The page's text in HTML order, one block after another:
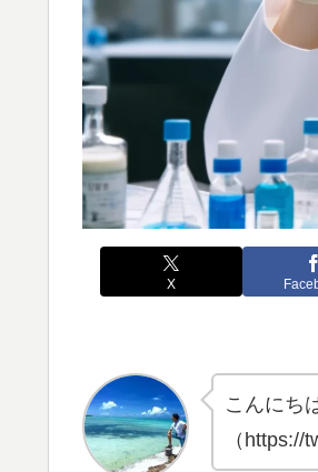
X
こんにち
（https://